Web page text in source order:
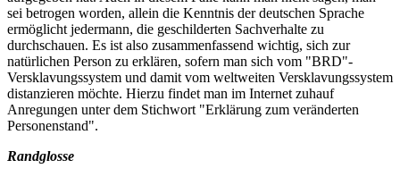
sei betrogen worden, allein die Kenntnis der deutschen Sprache
ermöglicht jedermann, die geschilderten Sachverhalte zu
durchschauen. Es ist also zusammenfassend wichtig, sich zur
natürlichen Person zu erklären, sofern man sich vom "BRD"-
Versklavungssystem und damit vom weltweiten Versklavungssystem
distanzieren möchte. Hierzu findet man im Internet zuhauf
Anregungen unter dem Stichwort "Erklärung zum veränderten
Personenstand".
Randglosse